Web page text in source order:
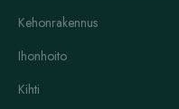
Kehonrakennus
Ihonhoito
Kihti